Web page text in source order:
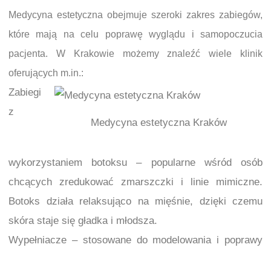
Medycyna estetyczna obejmuje szeroki zakres zabiegów,
które mają na celu poprawę wyglądu i samopoczucia
pacjenta. W Krakowie możemy znaleźć wiele klinik
oferujących m.in.:
Medycyna estetyczna Kraków
Zabiegi
z
wykorzystaniem botoksu – popularne wśród osób
chcących zredukować zmarszczki i linie mimiczne.
Botoks działa relaksująco na mięśnie, dzięki czemu
skóra staje się gładka i młodsza.
Wypełniacze – stosowane do modelowania i poprawy